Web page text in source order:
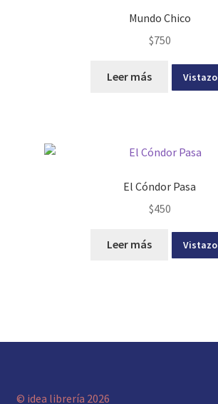
Mundo Chico
$750
Leer más Vistazo
El Cóndor Pasa
$450
Leer más Vistazo
© idea librería 2026